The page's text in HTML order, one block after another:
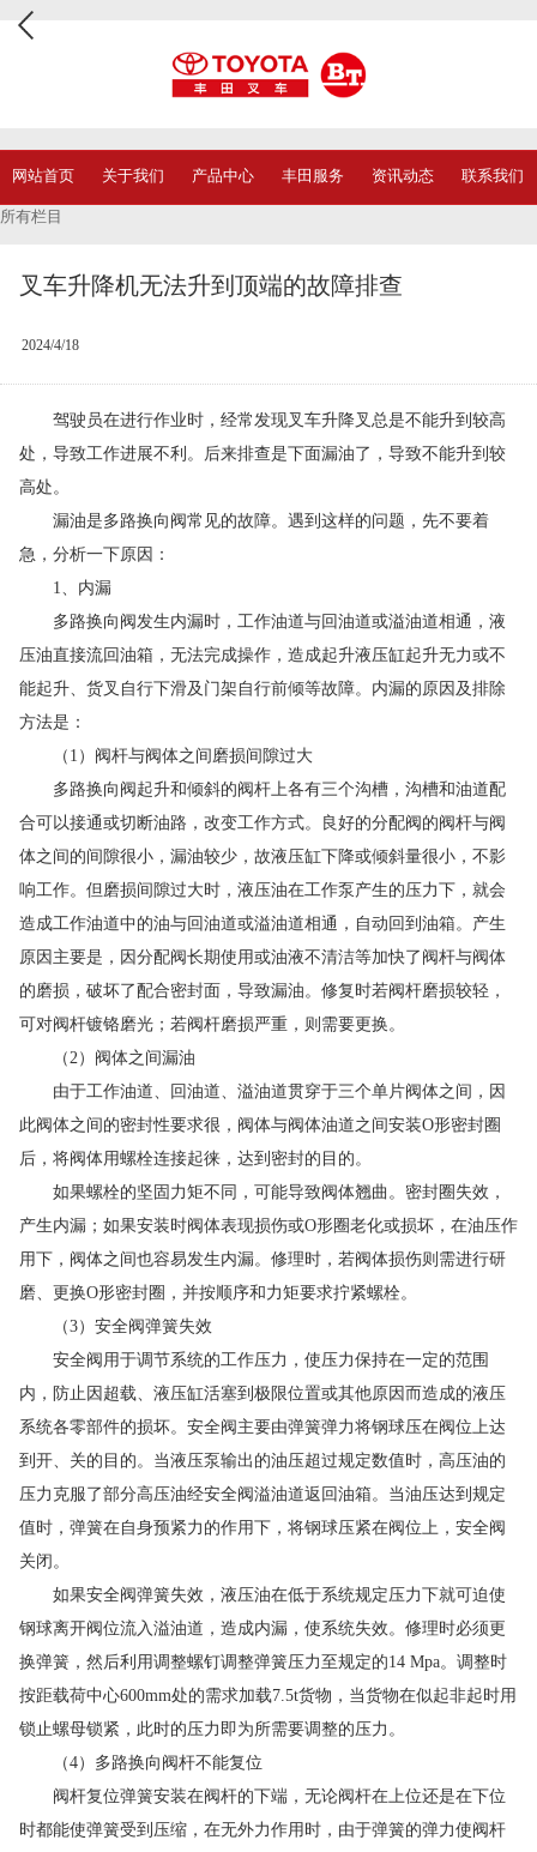
网站首页 关于我们 产品中心 丰田服务 资讯动态 联系我们
所有栏目
叉车升降机无法升到顶端的故障排查
2024/4/18
驾驶员在进行作业时，经常发现叉车升降叉总是不能升到较高
处，导致工作进展不利。后来排查是下面漏油了，导致不能升到较
高处。
漏油是多路换向阀常见的故障。遇到这样的问题，先不要着
急，分析一下原因：
1、内漏
多路换向阀发生内漏时，工作油道与回油道或溢油道相通，液
压油直接流回油箱，无法完成操作，造成起升液压缸起升无力或不
能起升、货叉自行下滑及门架自行前倾等故障。内漏的原因及排除
方法是：
（1）阀杆与阀体之间磨损间隙过大
多路换向阀起升和倾斜的阀杆上各有三个沟槽，沟槽和油道配
合可以接通或切断油路，改变工作方式。良好的分配阀的阀杆与阀
体之间的间隙很小，漏油较少，故液压缸下降或倾斜量很小，不影
响工作。但磨损间隙过大时，液压油在工作泵产生的压力下，就会
造成工作油道中的油与回油道或溢油道相通，自动回到油箱。产生
原因主要是，因分配阀长期使用或油液不清洁等加快了阀杆与阀体
的磨损，破坏了配合密封面，导致漏油。修复时若阀杆磨损较轻，
可对阀杆镀铬磨光；若阀杆磨损严重，则需要更换。
（2）阀体之间漏油
由于工作油道、回油道、溢油道贯穿于三个单片阀体之间，因
此阀体之间的密封性要求很，阀体与阀体油道之间安装O形密封圈
后，将阀体用螺栓连接起徕，达到密封的目的。
如果螺栓的坚固力矩不同，可能导致阀体翘曲。密封圈失效，
产生内漏；如果安装时阀体表现损伤或O形圈老化或损坏，在油压作
用下，阀体之间也容易发生内漏。修理时，若阀体损伤则需进行研
磨、更换O形密封圈，并按顺序和力矩要求拧紧螺栓。
（3）安全阀弹簧失效
安全阀用于调节系统的工作压力，使压力保持在一定的范围
内，防止因超载、液压缸活塞到极限位置或其他原因而造成的液压
系统各零部件的损坏。安全阀主要由弹簧弹力将钢球压在阀位上达
到开、关的目的。当液压泵输出的油压超过规定数值时，高压油的
压力克服了部分高压油经安全阀溢油道返回油箱。当油压达到规定
值时，弹簧在自身预紧力的作用下，将钢球压紧在阀位上，安全阀
关闭。
如果安全阀弹簧失效，液压油在低于系统规定压力下就可迫使
钢球离开阀位流入溢油道，造成内漏，使系统失效。修理时必须更
换弹簧，然后利用调整螺钉调整弹簧压力至规定的14 Mpa。调整时
按距载荷中心600mm处的需求加载7.5t货物，当货物在似起非起时用
锁止螺母锁紧，此时的压力即为所需要调整的压力。
（4）多路换向阀杆不能复位
阀杆复位弹簧安装在阀杆的下端，无论阀杆在上位还是在下位
时都能使弹簧受到压缩，在无外力作用时，由于弹簧的弹力使阀杆